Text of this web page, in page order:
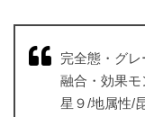
完全態・グレ
融合・効果モ
星９/地属性/